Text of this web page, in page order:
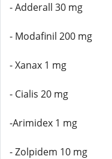
- Adderall 30 mg
- Modafinil 200 mg
- Xanax 1 mg
- Cialis 20 mg
-Arimidex 1 mg
- Zolpidem 10 mg